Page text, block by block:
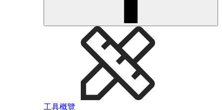
工具概覽